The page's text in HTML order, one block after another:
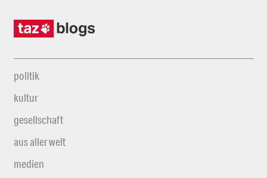
politik
kultur
gesellschaft
aus aller welt
medien